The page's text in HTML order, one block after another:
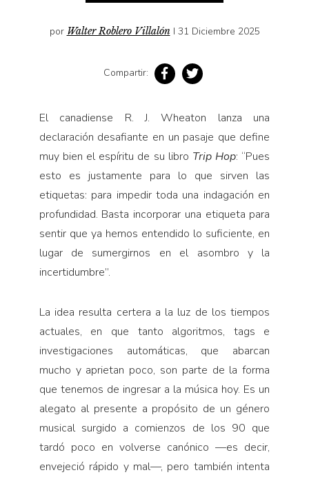
Pensamiento
Política
Sociedad
Turismo accidental
Vidas paralelas
Voces y lecturas
por Walter Roblero Villalón I 31 Diciembre 2025
Compartir:
El canadiense R. J. Wheaton lanza una
declaración desafiante en un pasaje que define
muy bien el espíritu de su libro Trip Hop: “Pues
esto es justamente para lo que sirven las
etiquetas: para impedir toda una indagación en
profundidad. Basta incorporar una etiqueta para
sentir que ya hemos entendido lo suficiente, en
lugar de sumergirnos en el asombro y la
incertidumbre”.
La idea resulta certera a la luz de los tiempos
actuales, en que tanto algoritmos, tags e
investigaciones automáticas, que abarcan
mucho y aprietan poco, son parte de la forma
que tenemos de ingresar a la música hoy. Es un
alegato al presente a propósito de un género
musical surgido a comienzos de los 90 que
tardó poco en volverse canónico —es decir,
envejeció rápido y mal—, pero también intenta